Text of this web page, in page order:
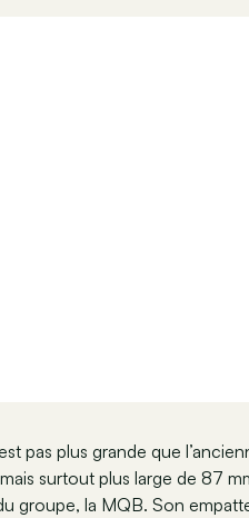
pas plus grande que
surtout plus large de 87
groupe, la MQB. Son